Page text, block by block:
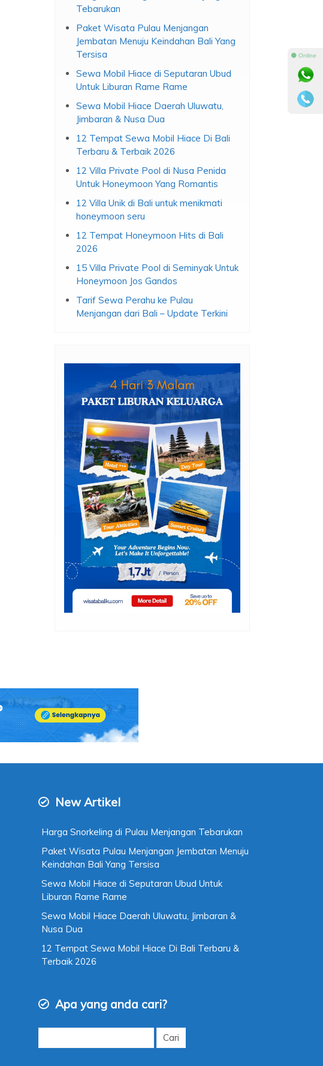
Tebarukan
Paket Wisata Pulau Menjangan
Jembatan Menuju Keindahan Bali Yang
Tersisa
Sewa Mobil Hiace di Seputaran Ubud
Untuk Liburan Rame Rame
Sewa Mobil Hiace Daerah Uluwatu,
Jimbaran & Nusa Dua
12 Tempat Sewa Mobil Hiace Di Bali
Terbaru & Terbaik 2026
12 Villa Private Pool di Nusa Penida
Untuk Honeymoon Yang Romantis
12 Villa Unik di Bali untuk menikmati
honeymoon seru
12 Tempat Honeymoon Hits di Bali
2026
15 Villa Private Pool di Seminyak Untuk
Honeymoon Jos Gandos
Tarif Sewa Perahu ke Pulau
Menjangan dari Bali – Update Terkini
New Artikel
Harga Snorkeling di Pulau Menjangan Tebarukan
Paket Wisata Pulau Menjangan Jembatan Menuju
Keindahan Bali Yang Tersisa
Sewa Mobil Hiace di Seputaran Ubud Untuk
Liburan Rame Rame
Sewa Mobil Hiace Daerah Uluwatu, Jimbaran &
Nusa Dua
12 Tempat Sewa Mobil Hiace Di Bali Terbaru &
Terbaik 2026
Apa yang anda cari?
Cari
⚫ Online